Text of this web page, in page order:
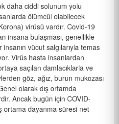
daha ciddi solunum yolu
ölümcül olabilecek
virüsü vardır. Covid-19
insana bulaşması, genellikle
insanın vücut salgılarıyla temas
Virüs hasta insanlardan
saçılan damlacıklarla ve
göz, ağız, burun mukozası
olarak dış ortamda
Ancak bugün için COVID-
ortama dayanma süresi net